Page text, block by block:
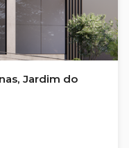
Jardim do